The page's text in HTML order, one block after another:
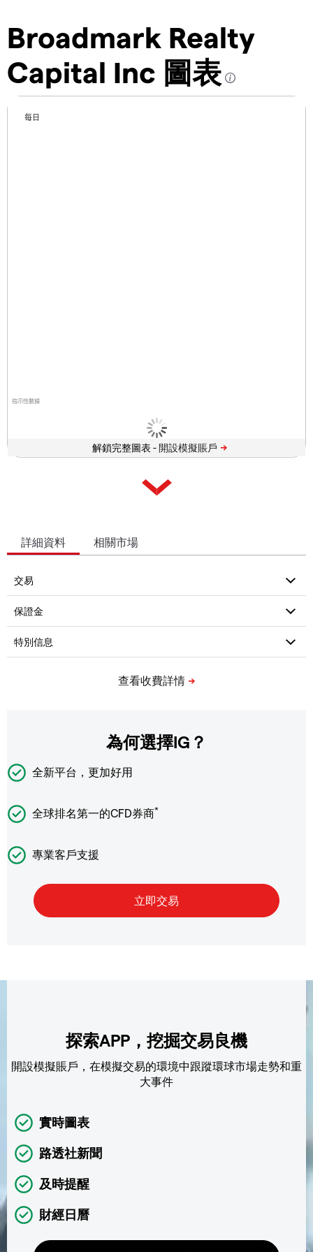
Broadmark Realty
Capital Inc 圖表
指示性數據
每日
解鎖完整圖表 -
詳細資料 相關市場
為何選擇IG？
全新平台，更加好用
全球排名第一的CFD券商*
專業客戶支援
探索APP，挖掘交易良機
開設模擬賬戶，在模擬交易的環境中跟蹤環球市場走勢和重
大事件
實時圖表
路透社新聞
及時提醒
財經日曆